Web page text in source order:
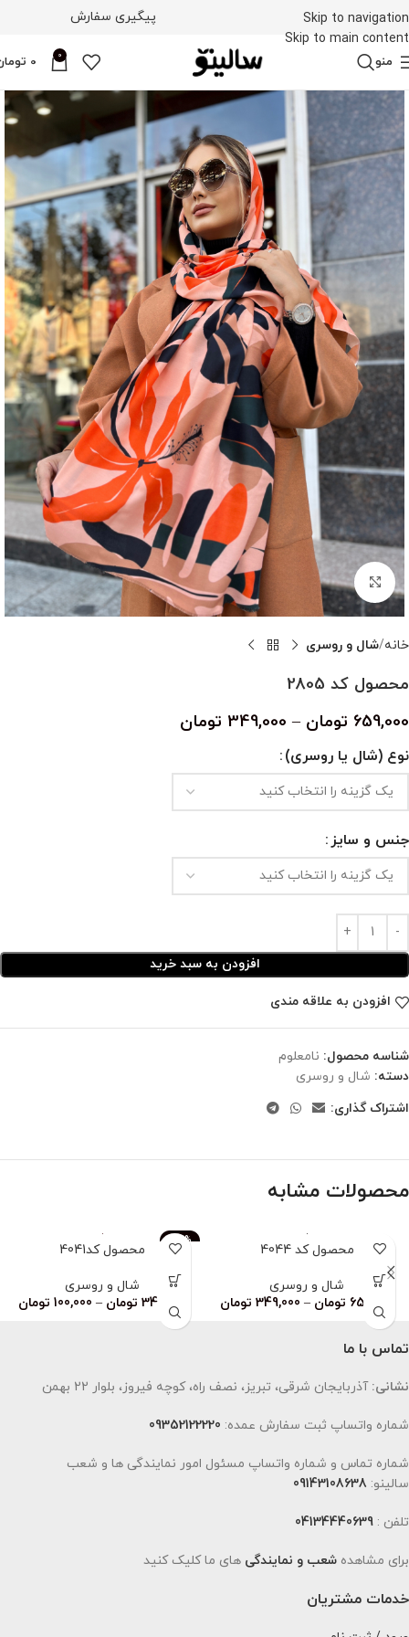
Skip to navigation
Skip to main content
پیگیری سفارش
منو 0
0
بزرگنمایی تصویر
خانه شال و روسری
محصول کد 2805
659,000 تومان –
349,000 تومان
نوع (شال یا روسری)
جنس و سایز
افزودن به سبد خرید
افزودن به علاقه مندی
شناسه محصول: نامعلوم
دسته: شال و روسری
اشتراک گذاری:
محصولات مشابه
محصول کد 4044
شال و روسری
659,000 تومان –
349,000 تومان
-83%
محصول کد4041
شال و روسری
349,000 تومان –
100,000 تومان
تماس با ما
نشانی: آذربایجان شرقی، تبریز، نصف راه، کوچه فیروز، بلوار 22 بهمن
شماره واتساپ ثبت سفارش عمده: 09352122220
شماره تماس و شماره واتساپ مسئول امور نمایندگی ها و شعب
سالینو: 09143108638
تلفن : 04134440639
برای مشاهده شعب و نمایندگی های ما کلیک کنید
خدمات مشتریان